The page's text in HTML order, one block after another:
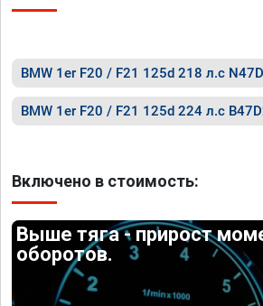
BMW 1er F20 / F21 125d 218 л.с
BMW 1er F20 / F21 125d 224 л.с
Включено в стоимость:
Выше тяга - прирост
оборотов.